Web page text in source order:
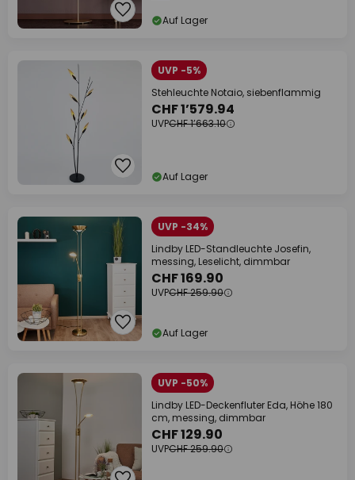
Auf Lager
UVP -5%
Stehleuchte Notaio, siebenflammig
CHF 1’579.94
UVPCHF 1’663.10
Auf Lager
UVP -34%
Lindby LED-Standleuchte Josefin,
messing, Leselicht, dimmbar
CHF 169.90
UVPCHF 259.90
Auf Lager
UVP -50%
Lindby LED-Deckenfluter Eda, Höhe 180
cm, messing, dimmbar
CHF 129.90
UVPCHF 259.90